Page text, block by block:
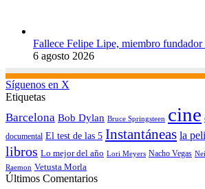
Fallece Felipe Lipe, miembro fundador
6 agosto 2026
Síguenos en X
Etiquetas
Barcelona Bob Dylan Bruce Springsteen cine
documental El test de las 5 Instantáneas la
libros Lo mejor del año Lori Meyers Nacho Vegas
Raemon Vetusta Morla
Últimos Comentarios